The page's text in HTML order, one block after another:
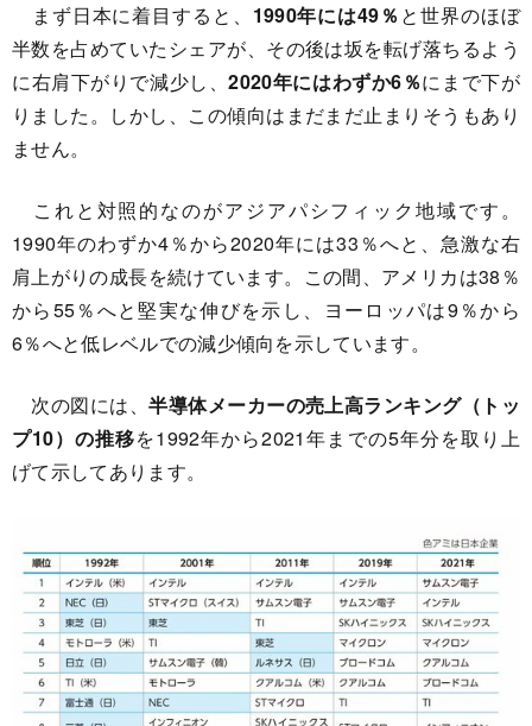
まず日本に着目すると、 1990年には49％ と世界のほぼ
半数を占めていたシェアが、その後は坂を転げ落ちるよう
に右肩下がりで減少し、2020年にはわずか6％にまで下が
りました。しかし、この傾向はまだまだ止まりそうもあり
ません。
これと対照的なのがアジアパシフィック地域です。
1990年のわずか4％から2020年には33％へと、急激な右
肩上がりの成長を続けています。この間、アメリカは38％
から55％へと堅実な伸びを示し、ヨーロッパは9％から
6％へと低レベルでの減少傾向を示しています。
次の図には、半導体メーカーの売上高ランキング（トッ
プ10）の推移を1992年から2021年までの5年分を取り上
げて示してあります。